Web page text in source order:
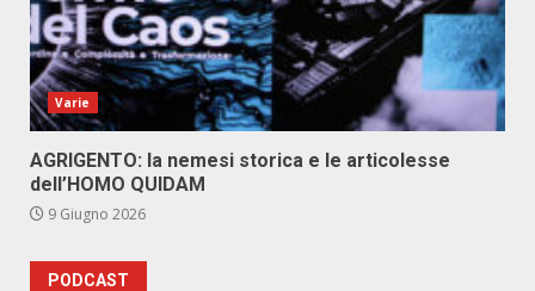
Varie
AGRIGENTO: la nemesi storica e le articolesse
dell’HOMO QUIDAM
9 Giugno 2026
PODCAST